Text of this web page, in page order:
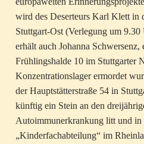
wird des Deserteurs Karl Klett in
Stuttgart-Ost (Verlegung um
erhält auch Johanna
Frühlingshalde 10 im Stuttgarter
Konzentrationslager ermordet
der Hauptstätterstraße 54 in
künftig ein Stein an den
Autoimmunerkrankung litt und in
„Kinderfachabteilung“ im